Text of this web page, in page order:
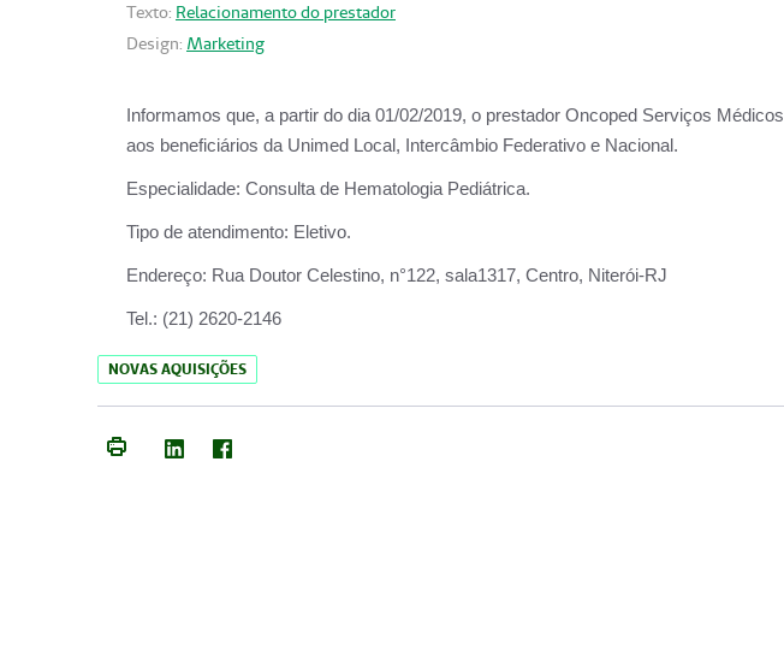
Texto: Relacionamento do prestador
Design: Marketing
Informamos que, a partir do dia 01/02/2019, o prestador Oncoped Serviços Médicos
aos beneficiários da Unimed Local, Intercâmbio Federativo e Nacional.
Especialidade: Consulta de Hematologia Pediátrica.
Tipo de atendimento: Eletivo.
Endereço: Rua Doutor Celestino, n°122, sala1317, Centro, Niterói-RJ
Tel.: (21) 2620-2146
NOVAS AQUISIÇÕES